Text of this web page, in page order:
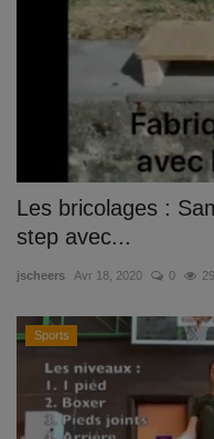
Les bricolages :
step avec...
jscheers Avr 18, 2020 0
Sports